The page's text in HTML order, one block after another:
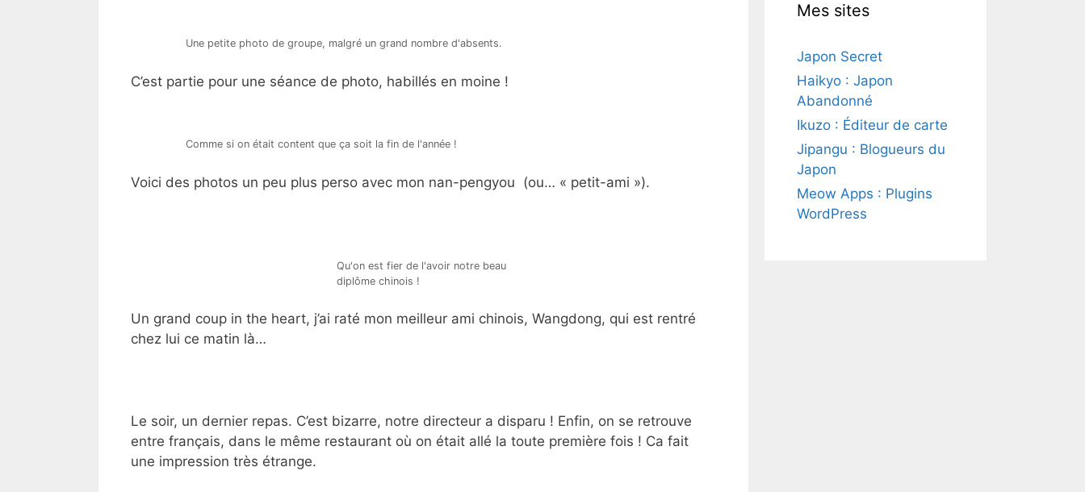
Une petite photo de groupe, malgré un grand nombre d'absents.
C’est partie pour une séance de photo, habillés en moine !
Comme si on était content que ça soit la fin de l'année !
Voici des photos un peu plus perso avec mon nan-pengyou (ou… « petit-ami »).
Qu'on est fier de l'avoir notre beau
diplôme chinois !
Un grand coup in the heart, j’ai raté mon meilleur ami chinois, Wangdong, qui est rentré
chez lui ce matin là…
Le soir, un dernier repas. C’est bizarre, notre directeur a disparu ! Enfin, on se retrouve
entre français, dans le même restaurant où on était allé la toute première fois ! Ca fait
une impression très étrange.
Mes sites
Japon Secret
Haikyo : Japon
Abandonné
Ikuzo : Éditeur de carte
Jipangu : Blogueurs du
Japon
Meow Apps : Plugins
WordPress